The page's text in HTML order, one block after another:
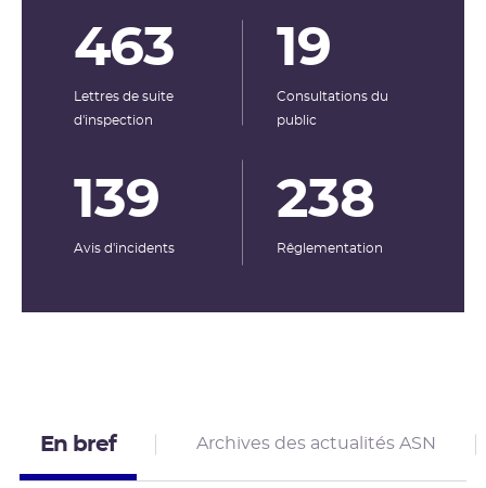
463
Lettres de suite
d'inspection
19
Consultations du
public
139
Avis d'incidents
238
Rêglementation
En bref Archives des actualités ASN